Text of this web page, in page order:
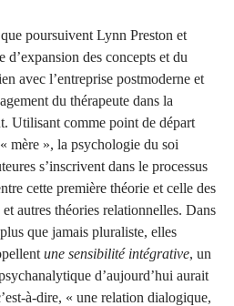
poursuivent Lynn Preston et
d’expansion des concepts et du
avec l’entreprise postmoderne et
du thérapeute dans la
Utilisant comme point de départ
mère », la psychologie du soi
s’inscrivent dans le processus
cette première théorie et celle des
autres théories relationnelles. Dans
que jamais pluraliste, elles
une sensibilité intégrative, un
d’aujourd’hui aurait
à-dire, « une relation dialogique,